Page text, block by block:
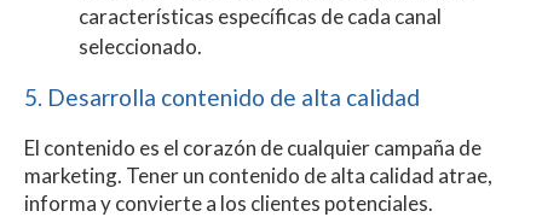
características específicas de cada canal
seleccionado.
5. Desarrolla contenido de alta calidad
El contenido es el corazón de cualquier campaña de
marketing. Tener un contenido de alta calidad atrae,
informa y convierte a los clientes potenciales.